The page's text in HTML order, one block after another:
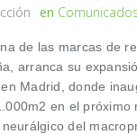
en
de las marcas de
arranca su
Madrid, donde
en el
del